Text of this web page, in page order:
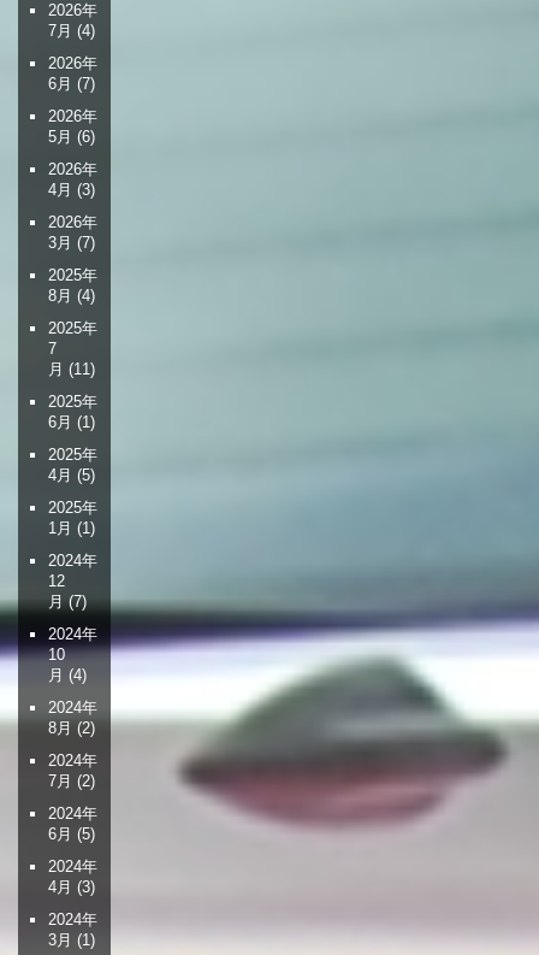
2026年
7月 (4)
2026年
6月 (7)
2026年
5月 (6)
2026年
4月 (3)
2026年
3月 (7)
2025年
8月 (4)
2025年
7
月 (11)
2025年
6月 (1)
2025年
4月 (5)
2025年
1月 (1)
2024年
12
月 (7)
2024年
10
月 (4)
2024年
8月 (2)
2024年
7月 (2)
2024年
6月 (5)
2024年
4月 (3)
2024年
3月 (1)